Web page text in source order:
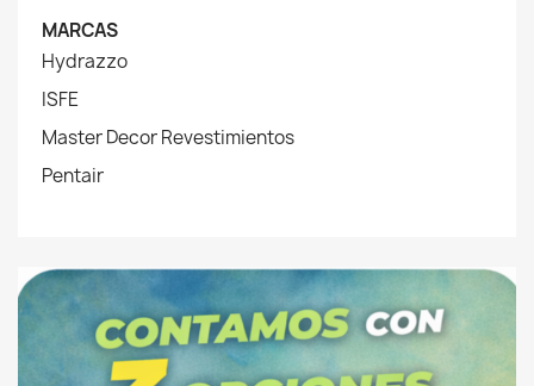
MARCAS
Hydrazzo
ISFE
Master Decor Revestimientos
Pentair